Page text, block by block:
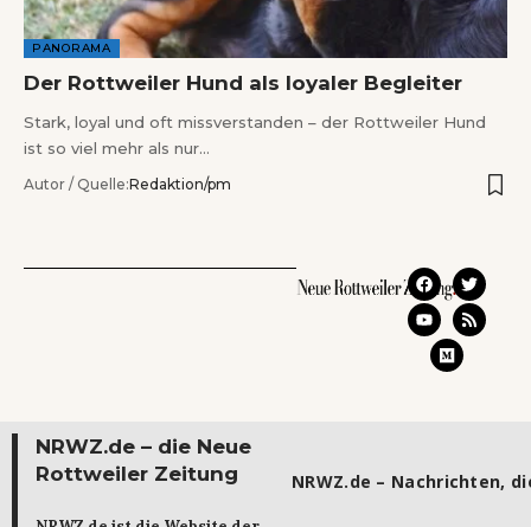
PANORAMA
Der Rottweiler Hund als loyaler Begleiter
Stark, loyal und oft missverstanden – der Rottweiler Hund
ist so viel mehr als nur…
Autor / Quelle:Redaktion/pm
NRWZ.de – die Neue
Rottweiler Zeitung
NRWZ.de – Nachrichten,